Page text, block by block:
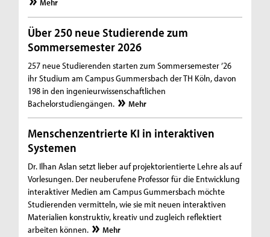
Mehr
Über 250 neue Studierende zum
Sommersemester 2026
257 neue Studierenden starten zum Sommersemester ’26
ihr Studium am Campus Gummersbach der TH Köln, davon
198 in den ingenieurwissenschaftlichen
Bachelorstudiengängen.
Mehr
Menschenzentrierte KI in interaktiven
Systemen
Dr. Ilhan Aslan setzt lieber auf projektorientierte Lehre als auf
Vorlesungen. Der neuberufene Professor für die Entwicklung
interaktiver Medien am Campus Gummersbach möchte
Studierenden vermitteln, wie sie mit neuen interaktiven
Materialien konstruktiv, kreativ und zugleich reflektiert
arbeiten können.
Mehr